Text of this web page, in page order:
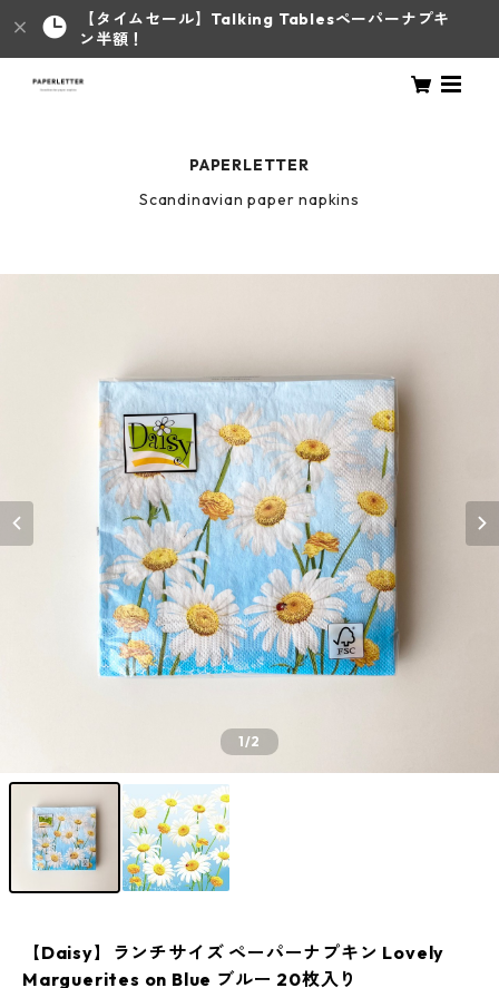
【タイムセール】Talking Tablesペーパーナプキ
ン半額！
PAPERLETTER
Scandinavian paper napkins
1/2
【Daisy】ランチサイズ ペーパーナプキン Lovely
Marguerites on Blue ブルー 20枚入り